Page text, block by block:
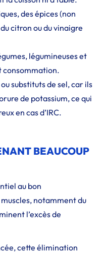
des épices (non
citron ou du vinaigre
légumineuses et
consommation.
substituts de sel, car ils
de potassium, ce qui
en cas d’IRC.
BEAUCOUP
au bon
notamment du
l’excès de
cette élimination